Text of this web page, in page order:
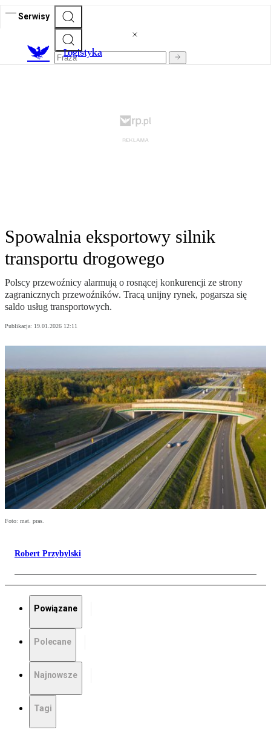
Serwisy
Logistyka
Spowalnia eksportowy silnik
transportu drogowego
Polscy przewoźnicy alarmują o rosnącej konkurencji ze strony
zagranicznych przewoźników. Tracą unijny rynek, pogarsza się
saldo usług transportowych.
Publikacja: 19.01.2026 12:11
Foto: mat. pras.
Robert Przybylski
Powiązane
Polecane
Najnowsze
Tagi